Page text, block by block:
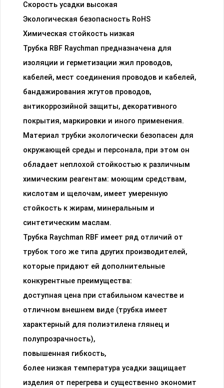
Скорость усадки высокая
Экологическая безопасность RoHS
Химическая стойкость низкая
Трубка RBF Raychman предназначена для
изоляции и герметизации жил проводов,
кабелей, мест соединения проводов и кабелей,
бандажирования жгутов проводов,
антикоррозийной защиты, декоративного
покрытия, маркировки и иного применения.
Материал трубки экологически безопасен для
окружающей среды и персонала, при этом он
обладает неплохой стойкостью к различным
химическим реагентам: моющим средствам,
кислотам и щелочам, имеет умеренную
стойкость к жирам, минеральным и
синтетическим маслам.
Трубка Raychman RBF имеет ряд отличий от
трубок того же типа других производителей,
которые придают ей дополнительные
конкурентные преимущества:
доступная цена при стабильном качестве и
отличном внешнем виде (трубка имеет
характерный для полиэтилена глянец и
полупрозрачность),
повышенная гибкость,
более низкая температура усадки защищает
изделия от перегрева и существенно экономит